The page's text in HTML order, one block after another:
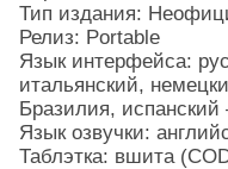
Тип издания:
Релиз: Portable
Язык интерфейса:
итальянский,
Бразилия,
Язык озвучки:
Таблэтка: вшита